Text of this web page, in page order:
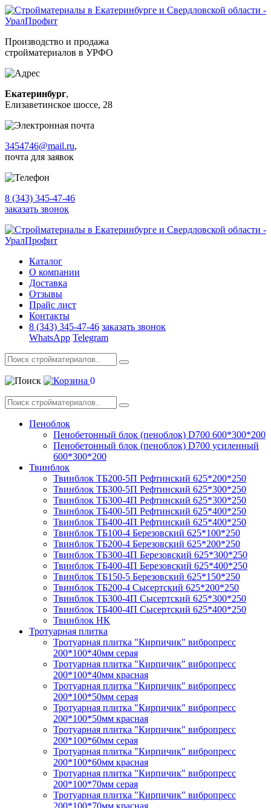
Производство и продажа
стройматериалов в УРФО
Екатеринбург,
Елизаветинское шоссе, 28
3454746@mail.ru,
почта для заявок
8 (343) 345-47-46
заказать звонок
Каталог
О компании
Доставка
Отзывы
Прайс лист
Контакты
8 (343) 345-47-46 заказать звонок
WhatsApp Telegram
0
Пеноблок
Пенобетонный блок (пеноблок) D700 600*300*200
Пенобетонный блок (пеноблок) D700 усиленный
600*300*200
Твинблок
Твинблок ТБ200-5П Рефтинский 625*200*250
Твинблок ТБ300-5П Рефтинский 625*300*250
Твинблок ТБ300-4П Рефтинский 625*300*250
Твинблок ТБ400-5П Рефтинский 625*400*250
Твинблок ТБ400-4П Рефтинский 625*400*250
Твинблок ТБ100-4 Березовский 625*100*250
Твинблок ТБ200-4 Березовский 625*200*250
Твинблок ТБ300-4П Березовский 625*300*250
Твинблок ТБ400-4П Березовский 625*400*250
Твинблок ТБ150-5 Березовский 625*150*250
Твинблок ТБ200-4 Сысертский 625*200*250
Твинблок ТБ300-4П Сысертский 625*300*250
Твинблок ТБ400-4П Сысертский 625*400*250
Твинблок НК
Тротуарная плитка
Тротуарная плитка "Кирпичик" вибропресс
200*100*40мм серая
Тротуарная плитка "Кирпичик" вибропресс
200*100*40мм красная
Тротуарная плитка "Кирпичик" вибропресс
200*100*50мм серая
Тротуарная плитка "Кирпичик" вибропресс
200*100*50мм красная
Тротуарная плитка "Кирпичик" вибропресс
200*100*60мм серая
Тротуарная плитка "Кирпичик" вибропресс
200*100*60мм красная
Тротуарная плитка "Кирпичик" вибропресс
200*100*70мм серая
Тротуарная плитка "Кирпичик" вибропресс
200*100*70мм красная